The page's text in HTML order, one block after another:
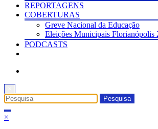
REPORTAGENS
COBERTURAS
Greve Nacional da Educação
Eleições Municipais Florianópolis
PODCASTS
×